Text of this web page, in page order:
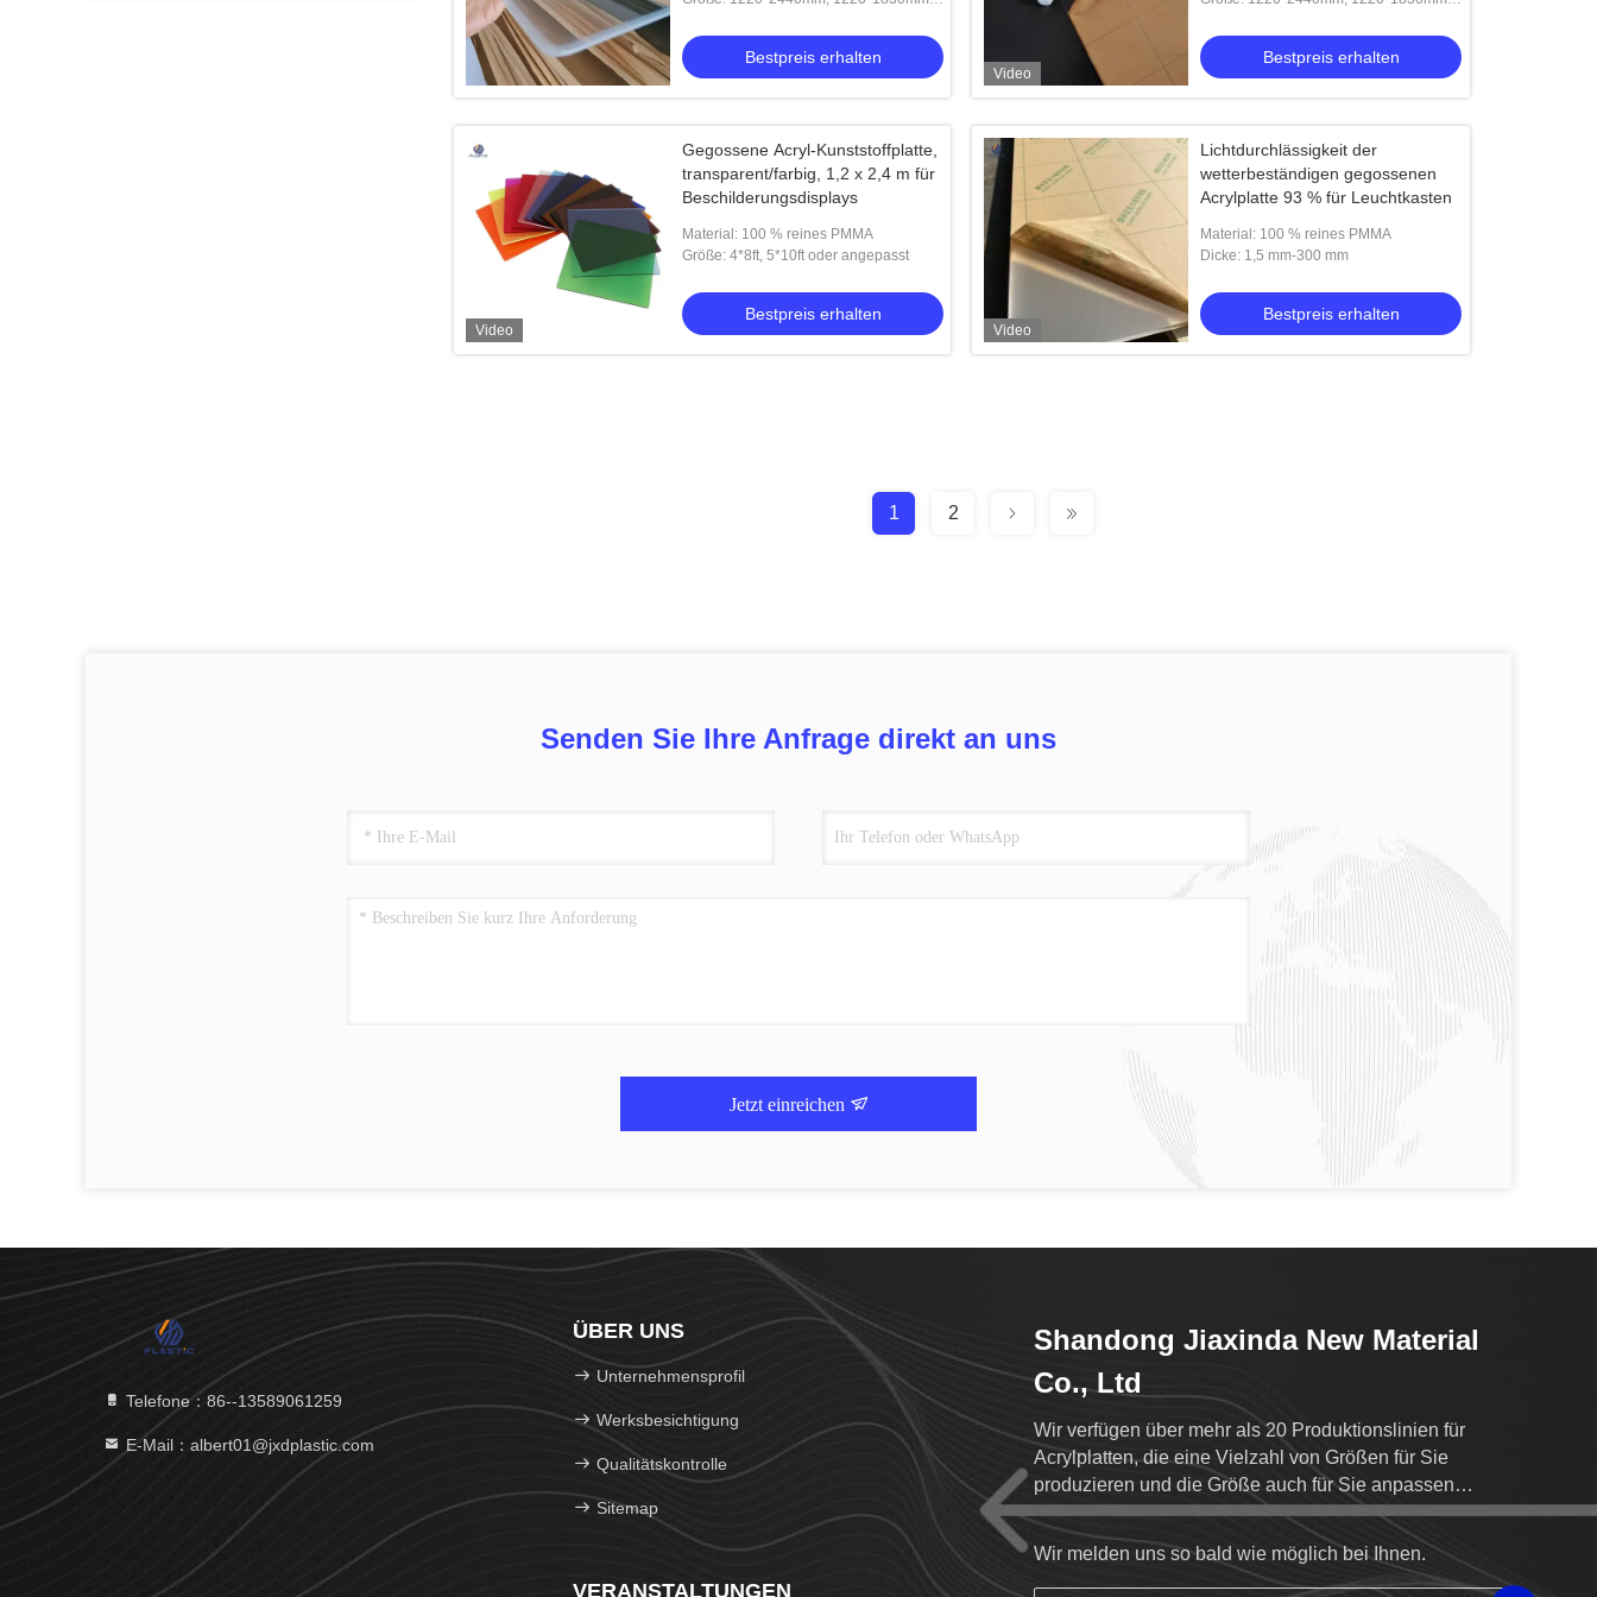
Bestpreis erhalten
Video
Bestpreis erhalten
Video
Gegossene Acryl-Kunststoffplatte,
transparent/farbig, 1,2 x 2,4 m für
Beschilderungsdisplays
Material: 100 % reines PMMA
Größe: 4*8ft, 5*10ft oder angepasst
Bestpreis erhalten
Video
Lichtdurchlässigkeit der
wetterbeständigen gegossenen
Acrylplatte 93 % für Leuchtkasten
Material: 100 % reines PMMA
Dicke: 1,5 mm-300 mm
Bestpreis erhalten
1 2
Senden Sie Ihre Anfrage direkt an uns
Jetzt einreichen
Telefone：86--13589061259
E-Mail：albert01@jxdplastic.com
ÜBER UNS
Unternehmensprofil
Werksbesichtigung
Qualitätskontrolle
Sitemap
VERANSTALTUNGEN
Shandong Jiaxinda New Material
Co., Ltd
Wir verfügen über mehr als 20 Produktionslinien für
Acrylplatten, die eine Vielzahl von Größen für Sie
produzieren und die Größe auch für Sie anpassen
können.
Wir melden uns so bald wie möglich bei Ihnen.